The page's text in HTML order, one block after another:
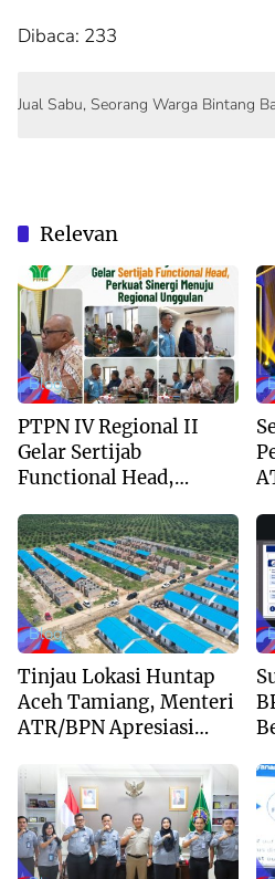
Dibaca: 233
Jual Sabu, Seorang Warga Bintang
Relevan
Blog
PTPN IV Regional II
Gelar Sertijab
Functional Head,
Regional Unggulan
Blog
Tinjau Lokasi Huntap
Aceh Tamiang, Menteri
ATR/BPN Apresiasi
Buddha Tzu Chi dan
Aguan